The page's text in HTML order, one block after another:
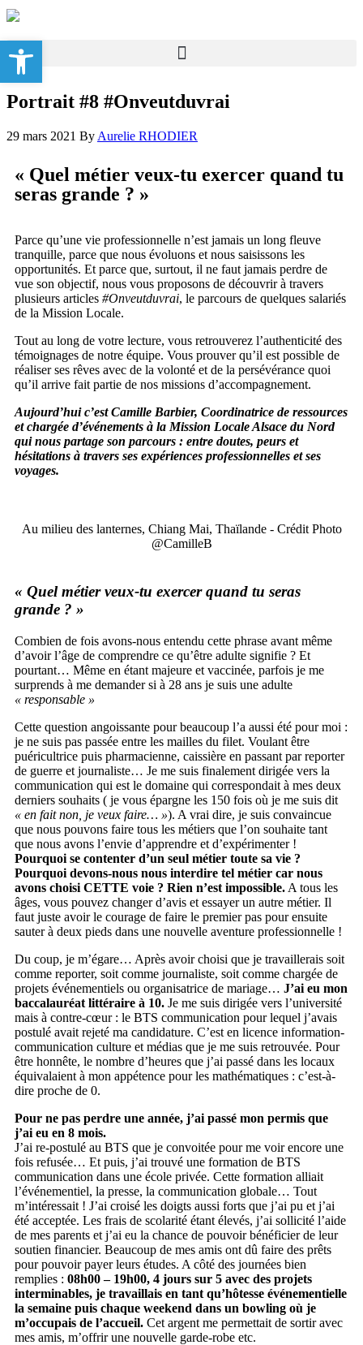
Portrait #8 #Onveutduvrai
29 mars 2021 By Aurelie RHODIER
« Quel métier veux-tu exercer quand tu
seras grande ? »
Parce qu’une vie professionnelle n’est jamais un long fleuve
tranquille, parce que nous évoluons et nous saisissons les
opportunités. Et parce que, surtout, il ne faut jamais perdre de
vue son objectif, nous vous proposons de découvrir à travers
plusieurs articles #Onveutduvrai, le parcours de quelques salariés
de la Mission Locale.
Tout au long de votre lecture, vous retrouverez l’authenticité des
témoignages de notre équipe. Vous prouver qu’il est possible de
réaliser ses rêves avec de la volonté et de la persévérance quoi
qu’il arrive fait partie de nos missions d’accompagnement.
Aujourd’hui c’est Camille Barbier, Coordinatrice de ressources
et chargée d’événements à la Mission Locale Alsace du Nord
qui nous partage son parcours : entre doutes, peurs et
hésitations à travers ses expériences professionnelles et ses
voyages.
Au milieu des lanternes, Chiang Mai, Thaïlande - Crédit Photo
@CamilleB
« Quel métier veux-tu exercer quand tu seras
grande ? »
Combien de fois avons-nous entendu cette phrase avant même
d’avoir l’âge de comprendre ce qu’être adulte signifie ? Et
pourtant… Même en étant majeure et vaccinée, parfois je me
surprends à me demander si à 28 ans je suis une adulte
« responsable »
Cette question angoissante pour beaucoup l’a aussi été pour moi :
je ne suis pas passée entre les mailles du filet. Voulant être
puéricultrice puis pharmacienne, caissière en passant par reporter
de guerre et journaliste… Je me suis finalement dirigée vers la
communication qui est le domaine qui correspondait à mes deux
derniers souhaits ( je vous épargne les 150 fois où je me suis dit
« en fait non, je veux faire… »). A vrai dire, je suis convaincue
que nous pouvons faire tous les métiers que l’on souhaite tant
que nous avons l’envie d’apprendre et d’expérimenter !
Pourquoi se contenter d’un seul métier toute sa vie ?
Pourquoi devons-nous nous interdire tel métier car nous
avons choisi CETTE voie ? Rien n’est impossible. A tous les
âges, vous pouvez changer d’avis et essayer un autre métier. Il
faut juste avoir le courage de faire le premier pas pour ensuite
sauter à deux pieds dans une nouvelle aventure professionnelle !
Du coup, je m’égare… Après avoir choisi que je travaillerais soit
comme reporter, soit comme journaliste, soit comme chargée de
projets événementiels ou organisatrice de mariage… J’ai eu mon
baccalauréat littéraire à 10. Je me suis dirigée vers l’université
mais à contre-cœur : le BTS communication pour lequel j’avais
postulé avait rejeté ma candidature. C’est en licence information-
communication culture et médias que je me suis retrouvée. Pour
être honnête, le nombre d’heures que j’ai passé dans les locaux
équivalaient à mon appétence pour les mathématiques : c’est-à-
dire proche de 0.
Pour ne pas perdre une année, j’ai passé mon permis que
j’ai eu en 8 mois.
J’ai re-postulé au BTS que je convoitée pour me voir encore une
fois refusée… Et puis, j’ai trouvé une formation de BTS
communication dans une école privée. Cette formation alliait
l’événementiel, la presse, la communication globale… Tout
m’intéressait ! J’ai croisé les doigts aussi forts que j’ai pu et j’ai
été acceptée. Les frais de scolarité étant élevés, j’ai sollicité l’aide
de mes parents et j’ai eu la chance de pouvoir bénéficier de leur
soutien financier. Beaucoup de mes amis ont dû faire des prêts
pour pouvoir payer leurs études. A côté des journées bien
remplies : 08h00 – 19h00, 4 jours sur 5 avec des projets
interminables, je travaillais en tant qu’hôtesse événementielle
la semaine puis chaque weekend dans un bowling où je
m’occupais de l’accueil. Cet argent me permettait de sortir avec
mes amis, m’offrir une nouvelle garde-robe etc.
Ouvrir la barre d’outils